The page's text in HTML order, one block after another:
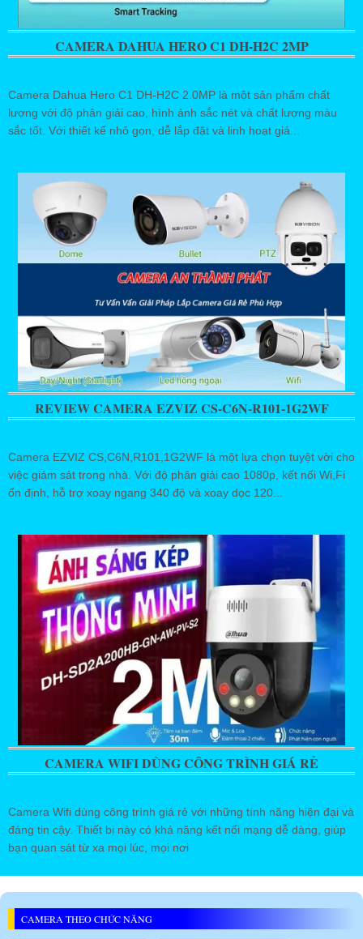
CAMERA DAHUA HERO C1 DH-H2C 2MP
Camera Dahua Hero C1 DH-H2C 2.0MP là một sản phẩm chất
lượng với độ phân giải cao, hình ảnh sắc nét và chất lượng màu
sắc tốt. Với thiết kế nhỏ gọn, dễ lắp đặt và linh hoạt giá...
REVIEW CAMERA EZVIZ CS-C6N-R101-1G2WF
Camera EZVIZ CS,C6N,R101,1G2WF là một lựa chọn tuyệt vời cho
việc giám sát trong nhà. Với độ phân giải cao 1080p, kết nối Wi,Fi
ổn định, hỗ trợ xoay ngang 340 độ và xoay dọc 120...
CAMERA WIFI DÙNG CÔNG TRÌNH GIÁ RẺ
Camera Wifi dùng công trình giá rẻ với những tính năng hiện đại và
đáng tin cậy. Thiết bị này có khả năng kết nối mạng dễ dàng, giúp
bạn quan sát từ xa mọi lúc, mọi nơi
CAMERA THEO CHỨC NĂNG